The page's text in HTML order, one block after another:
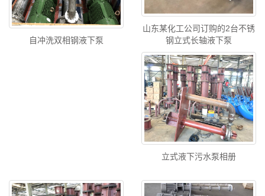
自冲洗双相钢液下泵
山东某化工公司订购的2台不锈
钢立式长轴液下泵
立式液下污水泵相册